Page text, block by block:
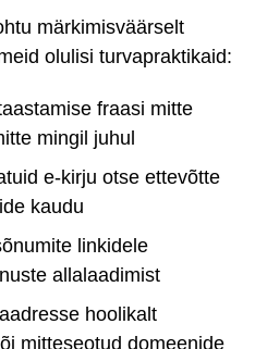
märkimisväärselt
olulisi turvapraktikaid:
fraasi mitte
mingil juhul
e-kirju otse ettevõtte
kaudu
linkidele
allalaadimist
hoolikalt
mitteseotud domeenide